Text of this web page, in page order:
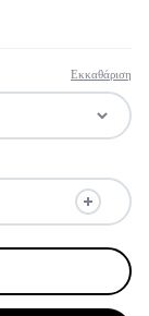
Εκκαθάριση